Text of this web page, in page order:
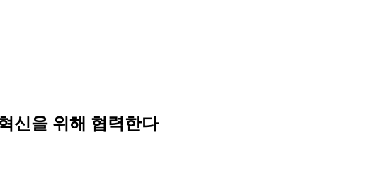
신을 위해 협력한다